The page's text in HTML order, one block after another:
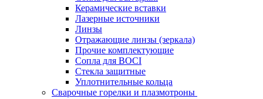
Керамические вставки
Лазерные источники
Линзы
Отражающие линзы (зеркала)
Прочие комплектующие
Сопла для BOCI
Стекла защитные
Уплотнительные кольца
Сварочные горелки и плазмотроны